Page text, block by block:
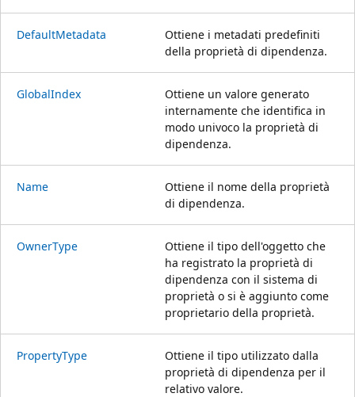
DefaultMetadata
Ottiene i metadati predefiniti
della proprietà di dipendenza.
GlobalIndex
Ottiene un valore generato
internamente che identifica in
modo univoco la proprietà di
dipendenza.
Name
Ottiene il nome della proprietà
di dipendenza.
OwnerType
Ottiene il tipo dell'oggetto che
ha registrato la proprietà di
dipendenza con il sistema di
proprietà o si è aggiunto come
proprietario della proprietà.
PropertyType
Ottiene il tipo utilizzato dalla
proprietà di dipendenza per il
relativo valore.